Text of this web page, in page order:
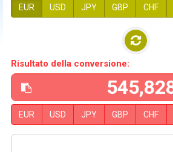
EUR USD JPY GBP CHF
Risultato della conversione:
EUR USD JPY GBP CHF